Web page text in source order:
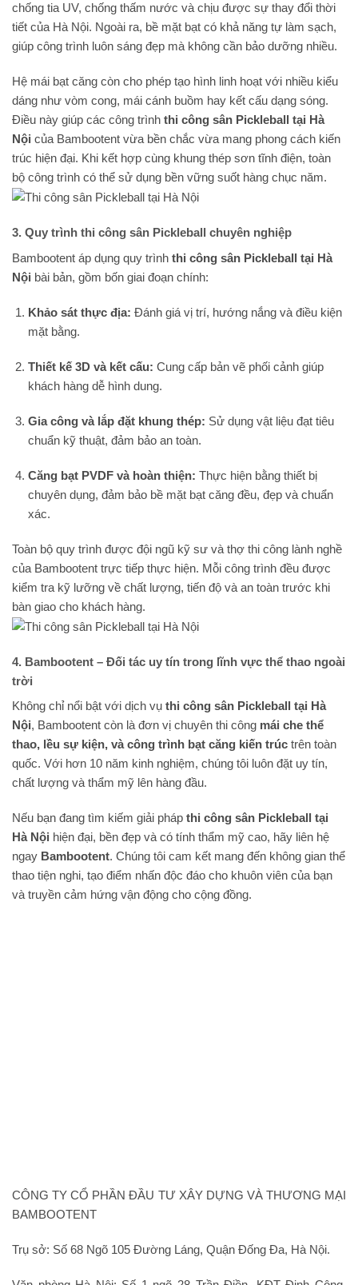
chống tia UV, chống thấm nước và chịu được sự thay đổi thời
tiết của Hà Nội. Ngoài ra, bề mặt bạt có khả năng tự làm sạch,
giúp công trình luôn sáng đẹp mà không cần bảo dưỡng nhiều.
Hệ mái bạt căng còn cho phép tạo hình linh hoạt với nhiều kiểu
dáng như vòm cong, mái cánh buồm hay kết cấu dạng sóng.
Điều này giúp các công trình thi công sân Pickleball tại Hà
Nội của Bambootent vừa bền chắc vừa mang phong cách kiến
trúc hiện đại. Khi kết hợp cùng khung thép sơn tĩnh điện, toàn
bộ công trình có thể sử dụng bền vững suốt hàng chục năm.
3. Quy trình thi công sân Pickleball chuyên nghiệp
Bambootent áp dụng quy trình thi công sân Pickleball tại Hà
Nội bài bản, gồm bốn giai đoạn chính:
Khảo sát thực địa: Đánh giá vị trí, hướng nắng và điều kiện
mặt bằng.
Thiết kế 3D và kết cấu: Cung cấp bản vẽ phối cảnh giúp
khách hàng dễ hình dung.
Gia công và lắp đặt khung thép: Sử dụng vật liệu đạt tiêu
chuẩn kỹ thuật, đảm bảo an toàn.
Căng bạt PVDF và hoàn thiện: Thực hiện bằng thiết bị
chuyên dụng, đảm bảo bề mặt bạt căng đều, đẹp và chuẩn
xác.
Toàn bộ quy trình được đội ngũ kỹ sư và thợ thi công lành nghề
của Bambootent trực tiếp thực hiện. Mỗi công trình đều được
kiểm tra kỹ lưỡng về chất lượng, tiến độ và an toàn trước khi
bàn giao cho khách hàng.
4. Bambootent – Đối tác uy tín trong lĩnh vực thể thao ngoài
trời
Không chỉ nổi bật với dịch vụ thi công sân Pickleball tại Hà
Nội, Bambootent còn là đơn vị chuyên thi công mái che thể
thao, lều sự kiện, và công trình bạt căng kiến trúc trên toàn
quốc. Với hơn 10 năm kinh nghiệm, chúng tôi luôn đặt uy tín,
chất lượng và thẩm mỹ lên hàng đầu.
Nếu bạn đang tìm kiếm giải pháp thi công sân Pickleball tại
Hà Nội hiện đại, bền đẹp và có tính thẩm mỹ cao, hãy liên hệ
ngay Bambootent. Chúng tôi cam kết mang đến không gian thể
thao tiện nghi, tạo điểm nhấn độc đáo cho khuôn viên của bạn
và truyền cảm hứng vận động cho cộng đồng.
CÔNG TY CỔ PHẦN ĐẦU TƯ XÂY DỰNG VÀ THƯƠNG MẠI
BAMBOOTENT
Trụ sở: Số 68 Ngõ 105 Đường Láng, Quận Đống Đa, Hà Nội.